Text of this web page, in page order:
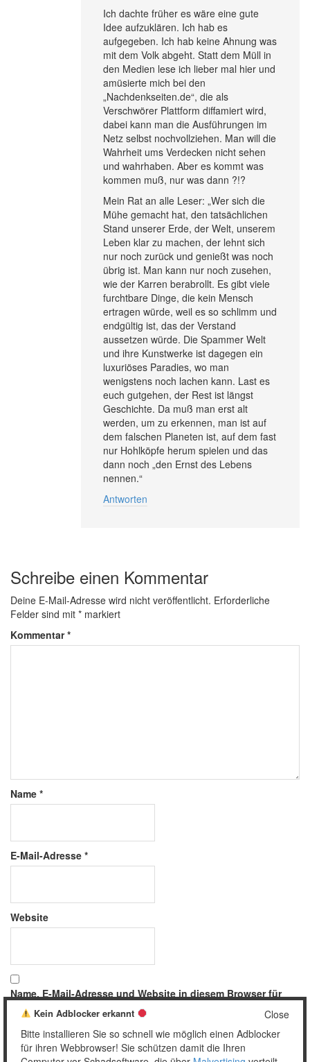
Ich dachte früher es wäre eine gute
Idee aufzuklären. Ich hab es
aufgegeben. Ich hab keine Ahnung was
mit dem Volk abgeht. Statt dem Müll in
den Medien lese ich lieber mal hier und
amüsierte mich bei den
„Nachdenkseiten.de“, die als
Verschwörer Plattform diffamiert wird,
dabei kann man die Ausführungen im
Netz selbst nochvollziehen. Man will die
Wahrheit ums Verdecken nicht sehen
und wahrhaben. Aber es kommt was
kommen muß, nur was dann ?!?
Mein Rat an alle Leser: „Wer sich die
Mühe gemacht hat, den tatsächlichen
Stand unserer Erde, der Welt, unserem
Leben klar zu machen, der lehnt sich
nur noch zurück und genießt was noch
übrig ist. Man kann nur noch zusehen,
wie der Karren berabrollt. Es gibt viele
furchtbare Dinge, die kein Mensch
ertragen würde, weil es so schlimm und
endgültig ist, das der Verstand
aussetzen würde. Die Spammer Welt
und ihre Kunstwerke ist dagegen ein
luxuriöses Paradies, wo man
wenigstens noch lachen kann. Last es
euch gutgehen, der Rest ist längst
Geschichte. Da muß man erst alt
werden, um zu erkennen, man ist auf
dem falschen Planeten ist, auf dem fast
nur Hohlköpfe herum spielen und das
dann noch „den Ernst des Lebens
nennen.“
Antworten
Schreibe einen Kommentar
Deine E-Mail-Adresse wird nicht veröffentlicht. Erforderliche
Felder sind mit * markiert
Kommentar*
Name *
E-Mail-Adresse *
Website
Name, E-Mail-Adresse und Website in diesem Browser für
meinen nächsten Kommentar speichern.
Close
Kein Adblocker erkannt
Bitte installieren Sie so schnell wie möglich einen Adblocker
für ihren Webbrowser! Sie schützen damit die Ihren